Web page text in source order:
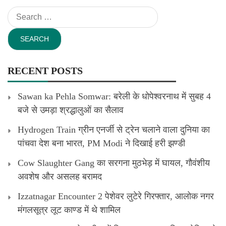
Search
for:
RECENT POSTS
Sawan ka Pehla Somwar: बरेली के धोपेश्वरनाथ में सुबह 4
बजे से उमड़ा श्रद्धालुओं का सैलाव
Hydrogen Train ग्रीन एनर्जी से ट्रेन चलाने वाला दुनिया का
पांचवा देश बना भारत, PM Modi ने दिखाई हरी झण्डी
Cow Slaughter Gang का सरगना मुठभेड़ में घायल, गौवंशीय
अवशेष और असलह बरामद
Izzatnagar Encounter 2 पेशेवर लुटेरे गिरफ्तार, आलोक नगर
मंगलसूत्र लूट काण्‍ड में थे शामिल